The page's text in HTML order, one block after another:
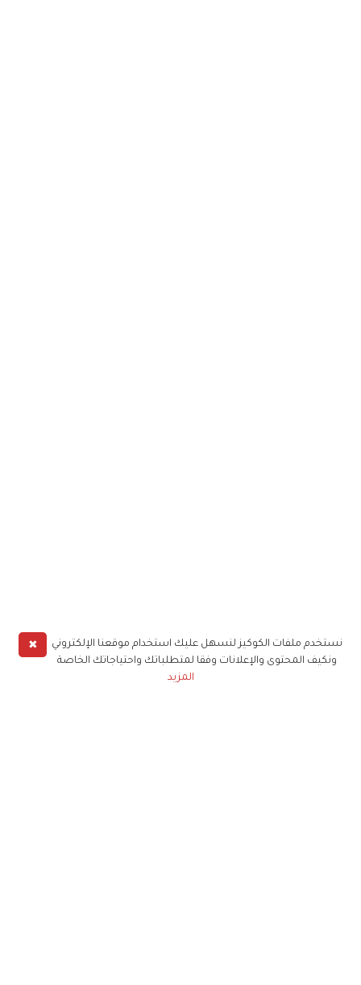
✖
نستخدم ملفات الكوكيز لنسهل عليك استخدام موقعنا الإلكتروني
ونكيف المحتوى والإعلانات وفقا لمتطلباتك واحتياجاتك الخاصة
المزيد